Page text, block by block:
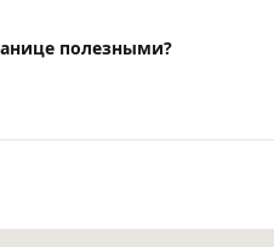
полезными?